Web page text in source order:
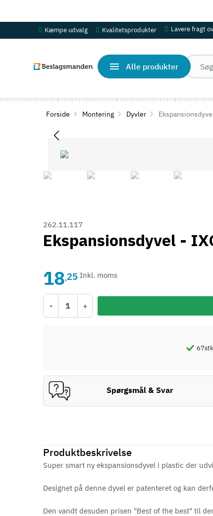
Kæmpe udvalg Kvalitetsprodukter Lavere fragt
Alle produkter
Forside Montering Dyvler
Produktbeskrivelse
Super smart ny ekspansionsdyvel i plastic der
Designet på denne dyvel er patenteret og kan
Den vandt desuden prisen "Best of the best" til
262.11.117
Ekspansionsdyvel -
18,25 Inkl. moms
- +
67
Spørgsmål & Svar